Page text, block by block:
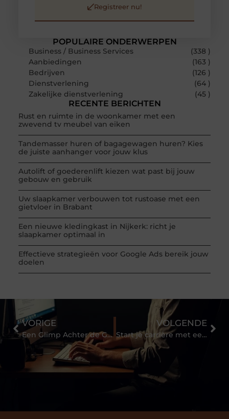
POPULAIRE ONDERWERPEN
Business / Business Services
(338 )
Aanbiedingen
(163 )
Bedrijven
(126 )
Dienstverlening
(64 )
Zakelijke dienstverlening
(45 )
RECENTE BERICHTEN
Rust en ruimte in de woonkamer met een
zwevend tv meubel van eiken
Tandemasser huren of bagagewagen huren? Kies
de juiste aanhanger voor jouw klus
Autolift of goederenlift kiezen wat past bij jouw
gebouw en gebruik
Uw slaapkamer verbouwen tot rustoase met een
gietvloer in Brabant
Een nieuwe kledingkast in Nijkerk: richt je
slaapkamer optimaal in
Effectieve strategieën voor Google Ads bereik jouw
doelen
Registreer nu!
VORIGE
Een Glimp Achter de Gordijnen van Notaris Eindhoven
VOLGENDE
Start je carrière met een traineeship in Nijmegen